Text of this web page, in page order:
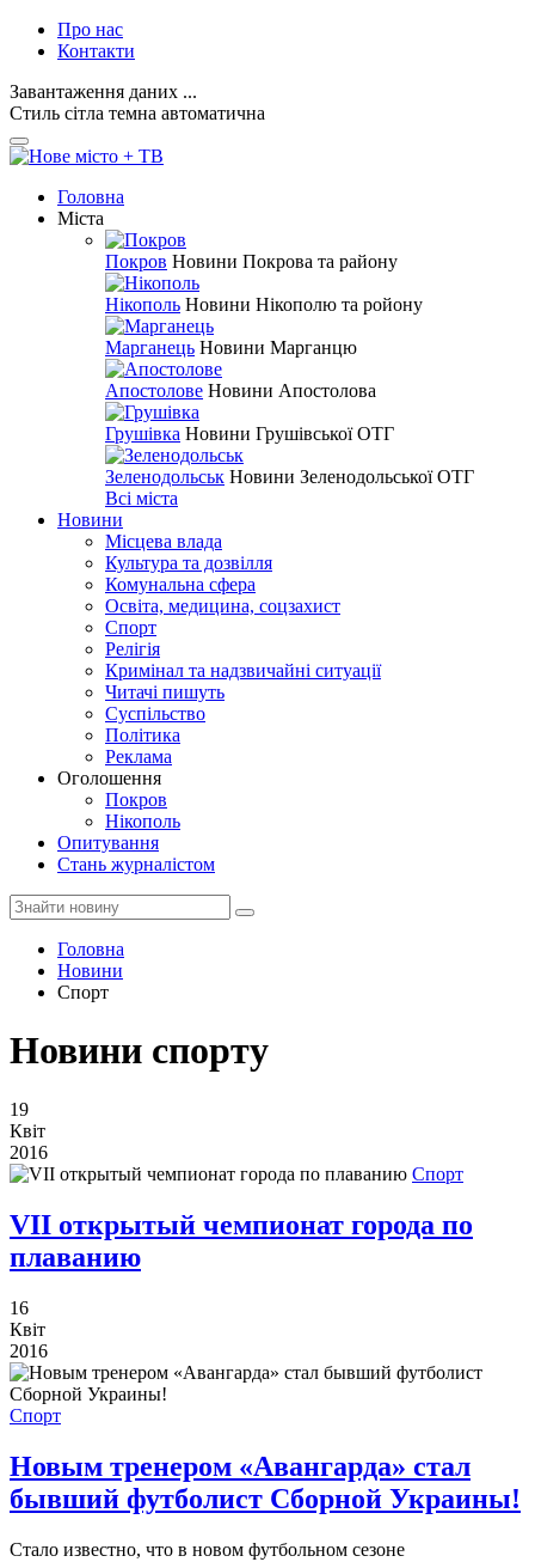
Про нас
Контакти
Завантаження даних ...
Стиль сітла темна автоматична
Головна
Міста
Покров Новини Покрова та району
Нікополь Новини Нікополю та ройону
Марганець Новини Марганцю
Апостолове Новини Апостолова
Грушівка Новини Грушівської ОТГ
Зеленодольськ Новини Зеленодольської ОТГ
Всі міста
Новини
Місцева влада
Культура та дозвілля
Комунальна сфера
Освіта, медицина, соцзахист
Спорт
Релігія
Кримінал та надзвичайні ситуації
Читачі пишуть
Суспільство
Політика
Реклама
Оголошення
Покров
Нікополь
Опитування
Стань журналістом
Головна
Новини
Спорт
Новини спорту
19
Квіт
2016
Спорт
VII открытый чемпионат города по
плаванию
16
Квіт
2016
Спорт
Новым тренером «Авангарда» стал
бывший футболист Сборной Украины!
Стало известно, что в новом футбольном сезоне